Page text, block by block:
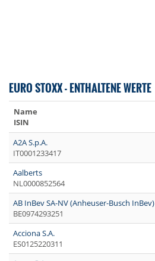
EURO STOXX - ENTHALTENE WERTE
Name
ISIN
A2A S.p.A.
IT0001233417
Aalberts
NL0000852564
AB InBev SA-NV (Anheuser-Busch InBev)
BE0974293251
Acciona S.A.
ES0125220311